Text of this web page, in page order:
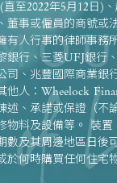
至2022年5月12日)
董事或僱員的商號
有人行事的律師事務
銀行、三菱UFJ銀行
司、兆豐國際商業
他人：Wheelock
述、承諾或保證（不
物料及設備等。 裝
數及其周邊地區日後
於何時購買任何住
何時購買任何住宅